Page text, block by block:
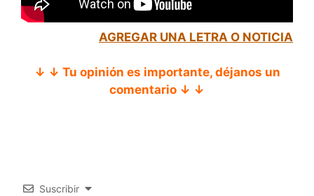
AGREGAR UNA LETRA O NOTICIA
↓ ↓ Tu opinión es importante, déjanos un
comentario ↓ ↓
Suscribir